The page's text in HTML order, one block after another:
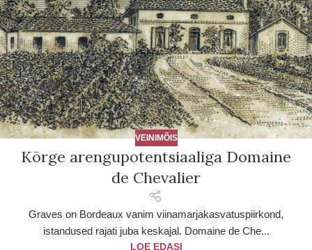
VEINIMÕIS
Kõrge arengupotentsiaaliga Domaine
de Chevalier
Graves on Bordeaux vanim viinamarjakasvatuspiirkond,
istandused rajati juba keskajal. Domaine de Che...
LOE EDASI